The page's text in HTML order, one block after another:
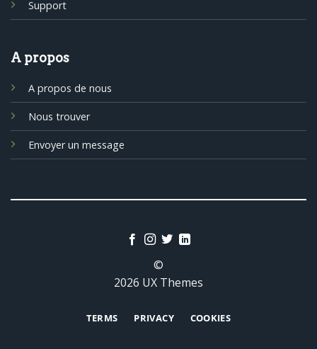
Support
A propos
A propos de nous
Nous trouver
Envoyer un message
©
2026 UX Themes
TERMS PRIVACY COOKIES